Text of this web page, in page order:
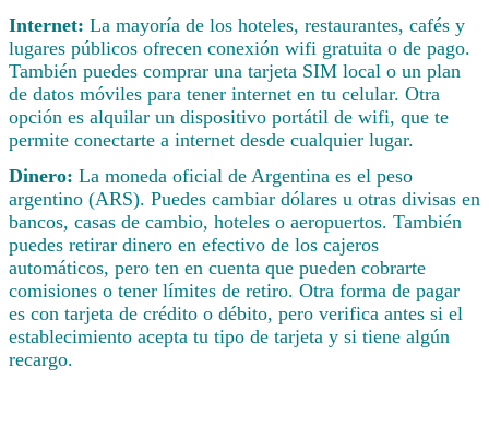
Internet: La mayoría de los hoteles, restaurantes, cafés y
lugares públicos ofrecen conexión wifi gratuita o de pago.
También puedes comprar una tarjeta SIM local o un plan
de datos móviles para tener internet en tu celular. Otra
opción es alquilar un dispositivo portátil de wifi, que te
permite conectarte a internet desde cualquier lugar.
Dinero: La moneda oficial de Argentina es el peso
argentino (ARS). Puedes cambiar dólares u otras divisas en
bancos, casas de cambio, hoteles o aeropuertos. También
puedes retirar dinero en efectivo de los cajeros
automáticos, pero ten en cuenta que pueden cobrarte
comisiones o tener límites de retiro. Otra forma de pagar
es con tarjeta de crédito o débito, pero verifica antes si el
establecimiento acepta tu tipo de tarjeta y si tiene algún
recargo.